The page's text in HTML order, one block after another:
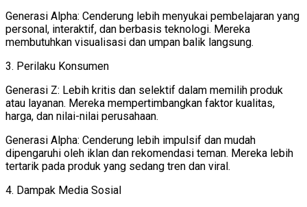
Generasi Alpha: Cenderung lebih menyukai pembelajaran yang
personal, interaktif, dan berbasis teknologi. Mereka
membutuhkan visualisasi dan umpan balik langsung.
3. Perilaku Konsumen
Generasi Z: Lebih kritis dan selektif dalam memilih produk
atau layanan. Mereka mempertimbangkan faktor kualitas,
harga, dan nilai-nilai perusahaan.
Generasi Alpha: Cenderung lebih impulsif dan mudah
dipengaruhi oleh iklan dan rekomendasi teman. Mereka lebih
tertarik pada produk yang sedang tren dan viral.
4. Dampak Media Sosial